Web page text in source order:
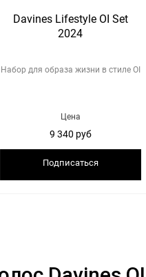
Davines Lifestyle OI Set
2024
Набор для образа жизни в стиле OI
Цена
9 340 руб
Подписаться